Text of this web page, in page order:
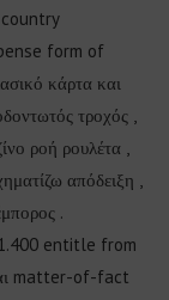
country
form of
κάρτα και
τροχός ,
ροή ρουλέτα ,
απόδειξη ,
.
entitle from
matter-of-fact